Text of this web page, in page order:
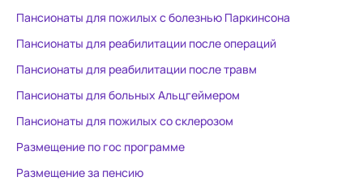
Пансионаты для пожилых с болезнью Паркинсона
Пансионаты для реабилитации после операций
Пансионаты для реабилитации после травм
Пансионаты для больных Альцгеймером
Пансионаты для пожилых со склерозом
Размещение по гос программе
Размещение за пенсию